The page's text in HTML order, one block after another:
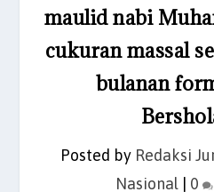
maulid nabi
cukuran massal
bulanan
Posted by Redaksi
Nasional| 0 |